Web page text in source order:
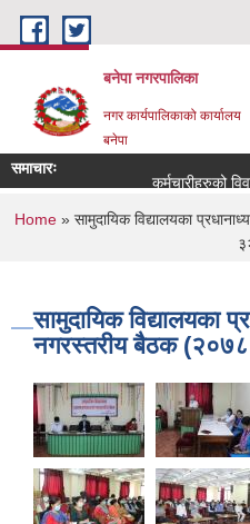
Skip to main content
बनेपा नगरपालिका
नगर कार्यपालिकाको कार्यालय
बनेपा
समाचारः
कर्मचारीहरुको
You are here
Home » सामुदायिक विद्यालयका
सामुदायिक विद्यालयका
नगरस्तरीय बैठक